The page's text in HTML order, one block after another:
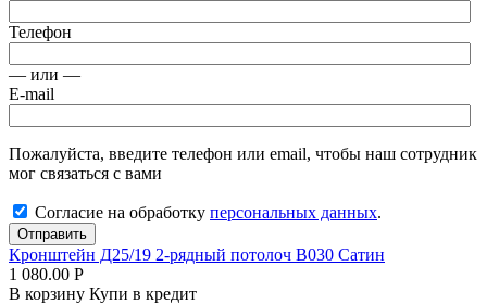
Телефон
— или —
E-mail
Пожалуйста, введите телефон или email, чтобы наш сотрудник
мог связаться с вами
Согласие на обработку персональных данных.
Отправить
Кронштейн Д25/19 2-рядный потолоч В030 Сатин
1 080.00 Р
В корзину Купи в кредит